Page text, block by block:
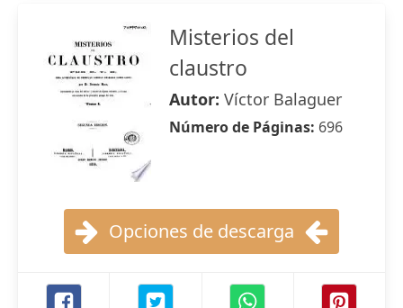
Misterios del
claustro
Autor: Víctor Balaguer
Número de Páginas: 696
Opciones de descarga